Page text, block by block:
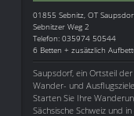
01855 Sebnitz, OT
Sebnitzer Weg 2
Telefon: 035974 50544
6 Betten + zusätzlich
Saupsdorf, ein Ortsteil
Wander- und
Starten Sie Ihre
Sächsische Schweiz und